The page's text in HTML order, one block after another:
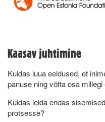
Kaasav juhtimine
Kuidas luua eeldused, et
panuse ning võtta osa
Kuidas leida endas
protsesse?